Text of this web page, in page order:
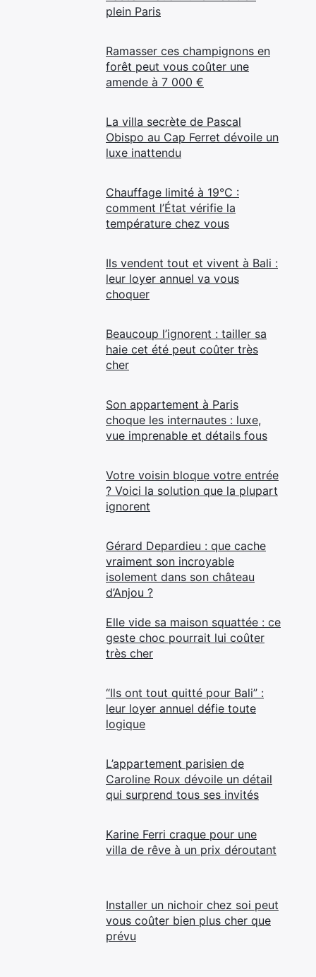
plein Paris
Ramasser ces champignons en
forêt peut vous coûter une
amende à 7 000 €
La villa secrète de Pascal
Obispo au Cap Ferret dévoile un
luxe inattendu
Chauffage limité à 19°C :
comment l’État vérifie la
température chez vous
Ils vendent tout et vivent à Bali :
leur loyer annuel va vous
choquer
Beaucoup l’ignorent : tailler sa
haie cet été peut coûter très
cher
Son appartement à Paris
choque les internautes : luxe,
vue imprenable et détails fous
Votre voisin bloque votre entrée
? Voici la solution que la plupart
ignorent
Gérard Depardieu : que cache
vraiment son incroyable
isolement dans son château
d’Anjou ?
Elle vide sa maison squattée : ce
geste choc pourrait lui coûter
très cher
“Ils ont tout quitté pour Bali” :
leur loyer annuel défie toute
logique
L’appartement parisien de
Caroline Roux dévoile un détail
qui surprend tous ses invités
Karine Ferri craque pour une
villa de rêve à un prix déroutant
Installer un nichoir chez soi peut
vous coûter bien plus cher que
prévu